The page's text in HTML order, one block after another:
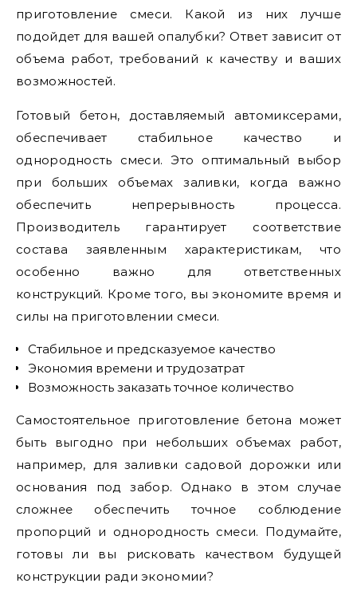
приготовление смеси. Какой из них лучше
подойдет для вашей опалубки? Ответ зависит от
объема работ, требований к качеству и ваших
возможностей.
Готовый бетон, доставляемый автомиксерами,
обеспечивает стабильное качество и
однородность смеси. Это оптимальный выбор
при больших объемах заливки, когда важно
обеспечить непрерывность процесса.
Производитель гарантирует соответствие
состава заявленным характеристикам, что
особенно важно для ответственных
конструкций. Кроме того, вы экономите время и
силы на приготовлении смеси.
Стабильное и предсказуемое качество
Экономия времени и трудозатрат
Возможность заказать точное количество
Самостоятельное приготовление бетона может
быть выгодно при небольших объемах работ,
например, для заливки садовой дорожки или
основания под забор. Однако в этом случае
сложнее обеспечить точное соблюдение
пропорций и однородность смеси. Подумайте,
готовы ли вы рисковать качеством будущей
конструкции ради экономии?